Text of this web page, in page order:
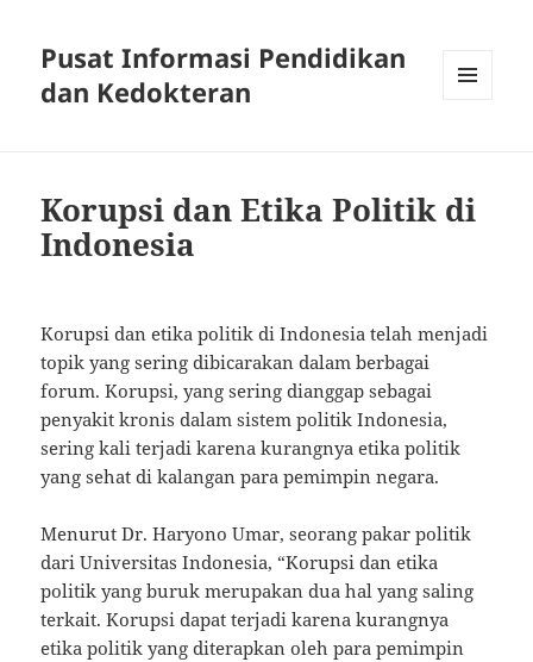
Pusat Informasi Pendidikan
dan Kedokteran
Korupsi dan Etika Politik di
Indonesia
Korupsi dan etika politik di Indonesia telah menjadi
topik yang sering dibicarakan dalam berbagai
forum. Korupsi, yang sering dianggap sebagai
penyakit kronis dalam sistem politik Indonesia,
sering kali terjadi karena kurangnya etika politik
yang sehat di kalangan para pemimpin negara.
Menurut Dr. Haryono Umar, seorang pakar politik
dari Universitas Indonesia, “Korupsi dan etika
politik yang buruk merupakan dua hal yang saling
terkait. Korupsi dapat terjadi karena kurangnya
etika politik yang diterapkan oleh para pemimpin